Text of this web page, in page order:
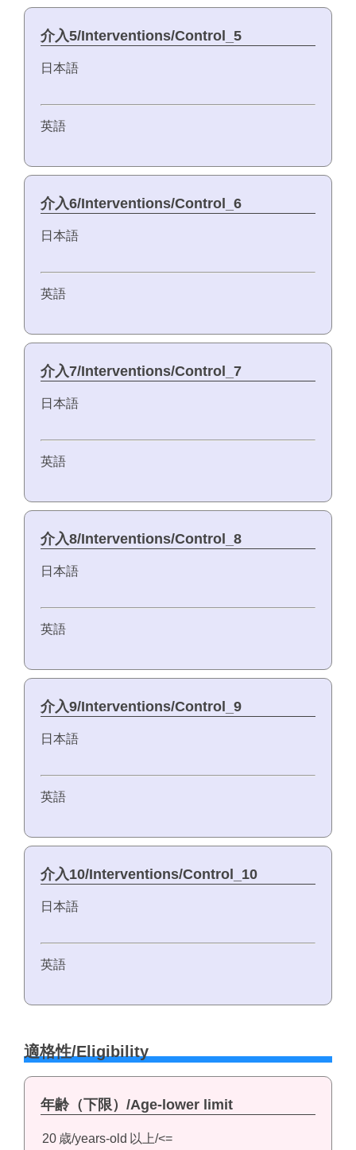
介入5/Interventions/Control_5
日本語
英語
介入6/Interventions/Control_6
日本語
英語
介入7/Interventions/Control_7
日本語
英語
介入8/Interventions/Control_8
日本語
英語
介入9/Interventions/Control_9
日本語
英語
介入10/Interventions/Control_10
日本語
英語
適格性/Eligibility
年齢（下限）/Age-lower limit
20 歳/years-old 以上/<=